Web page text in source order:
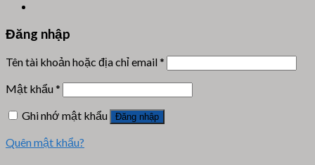
Đăng nhập
Tên tài khoản hoặc địa chỉ email*
Mật khẩu*
Ghi nhớ mật khẩu
Đăng nhập
Quên mật khẩu?